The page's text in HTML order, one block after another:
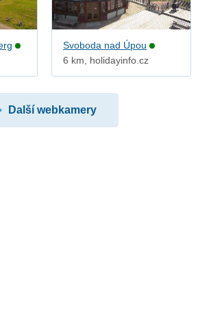
Svoboda nad Úpou
6 km, holidayinfo.cz
Další webkamery